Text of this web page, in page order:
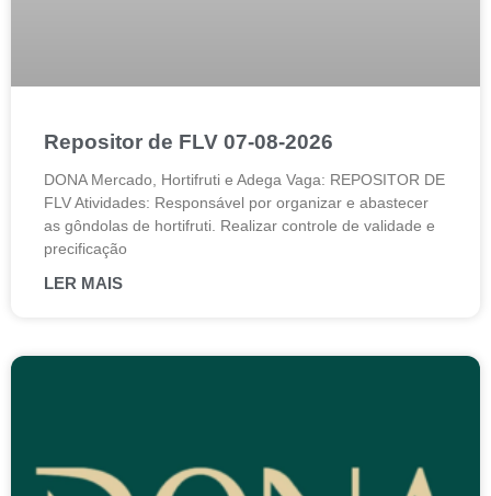
Repositor de FLV 07-08-2026
DONA Mercado, Hortifruti e Adega Vaga: REPOSITOR DE
FLV Atividades: Responsável por organizar e abastecer
as gôndolas de hortifruti. Realizar controle de validade e
precificação
LER MAIS